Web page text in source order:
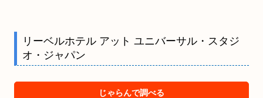
リーベルホテル アット ユニバーサル・スタジ
オ・ジャパン
じゃらんで調べる